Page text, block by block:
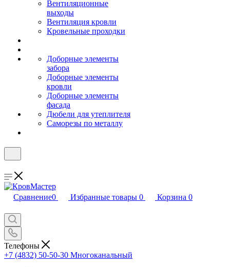
Вентиляционные
выходы
Вентиляция кровли
Кровельные проходки
Доборные элементы
забора
Доборные элементы
кровли
Доборные элементы
фасада
Дюбели для утеплителя
Саморезы по металлу
Сравнение0 Избранные товары 0 Корзина 0
Телефоны
+7 (4832) 50-50-30 Многоканальный